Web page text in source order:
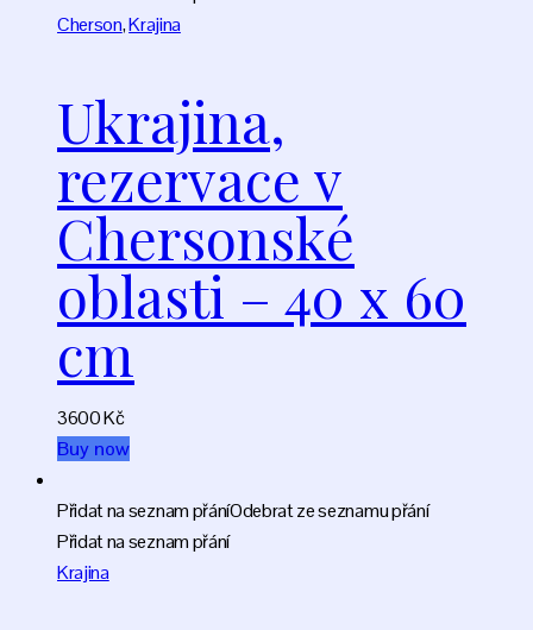
Cherson,Krajina
Ukrajina,
rezervace v
Chersonské
oblasti – 40 х 60
cm
3600Kč
Buy now
Přidat na seznam přáníOdebrat ze seznamu přání
Přidat na seznam přání
Krajina